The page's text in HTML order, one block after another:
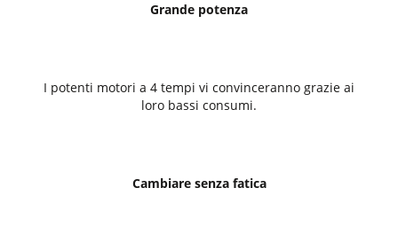
Grande potenza
I potenti motori a 4 tempi vi convinceranno grazie ai
loro bassi consumi.
Cambiare senza fatica